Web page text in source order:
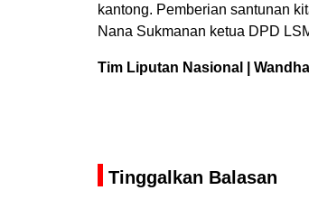
kantong. Pemberian santunan
Nana Sukmanan ketua DPD
Tim Liputan Nasional |
Tinggalkan Balasan